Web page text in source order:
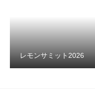
レモンサミット2026